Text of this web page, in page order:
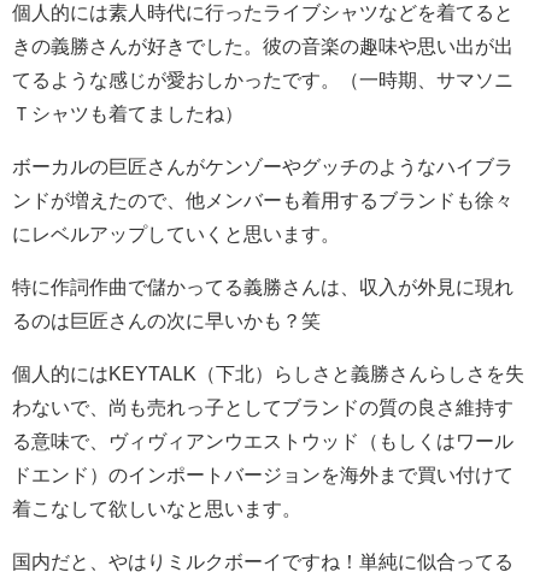
個人的には素人時代に行ったライブシャツなどを着てると
きの義勝さんが好きでした。彼の音楽の趣味や思い出が出
てるような感じが愛おしかったです。（一時期、サマソニ
Ｔシャツも着てましたね）
ボーカルの巨匠さんがケンゾーやグッチのようなハイブラ
ンドが増えたので、他メンバーも着用するブランドも徐々
にレベルアップしていくと思います。
特に作詞作曲で儲かってる義勝さんは、収入が外見に現れ
るのは巨匠さんの次に早いかも？笑
個人的にはKEYTALK（下北）らしさと義勝さんらしさを失
わないで、尚も売れっ子としてブランドの質の良さ維持す
る意味で、ヴィヴィアンウエストウッド（もしくはワール
ドエンド）のインポートバージョンを海外まで買い付けて
着こなして欲しいなと思います。
国内だと、やはりミルクボーイですね！単純に似合ってる